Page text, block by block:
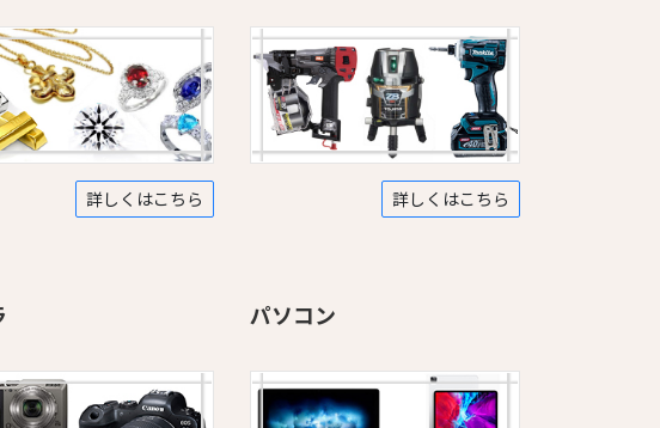
詳しくはこちら 詳しくはこちら
パソコン